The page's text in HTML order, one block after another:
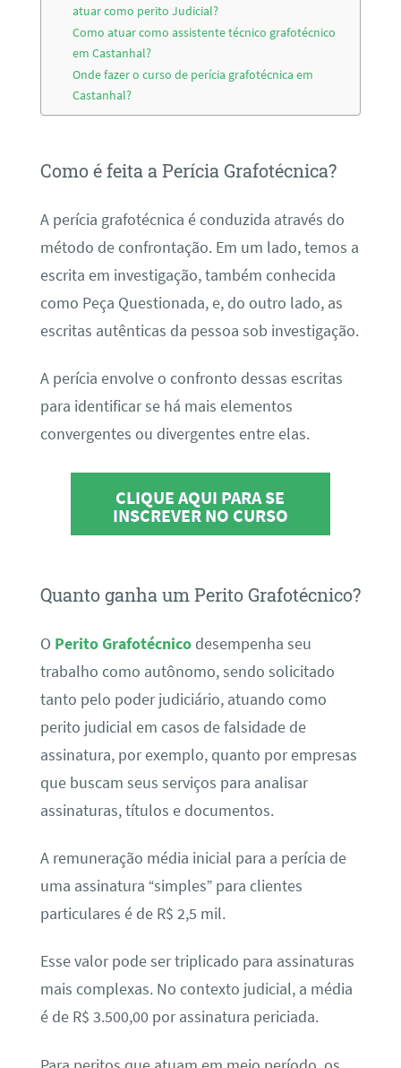
atuar como perito Judicial?
Como atuar como assistente técnico grafotécnico
em Castanhal?
Onde fazer o curso de perícia grafotécnica em
Castanhal?
Como é feita a Perícia Grafotécnica?
A perícia grafotécnica é conduzida através do
método de confrontação. Em um lado, temos a
escrita em investigação, também conhecida
como Peça Questionada, e, do outro lado, as
escritas autênticas da pessoa sob investigação.
A perícia envolve o confronto dessas escritas
para identificar se há mais elementos
convergentes ou divergentes entre elas.
CLIQUE AQUI PARA SE
INSCREVER NO CURSO
Quanto ganha um Perito Grafotécnico?
O Perito Grafotécnicodesempenha seu
trabalho como autônomo, sendo solicitado
tanto pelo poder judiciário, atuando como
perito judicial em casos de falsidade de
assinatura, por exemplo, quanto por empresas
que buscam seus serviços para analisar
assinaturas, títulos e documentos.
A remuneração média inicial para a perícia de
uma assinatura “simples” para clientes
particulares é de R$ 2,5 mil.
Esse valor pode ser triplicado para assinaturas
mais complexas. No contexto judicial, a média
é de R$ 3.500,00 por assinatura periciada.